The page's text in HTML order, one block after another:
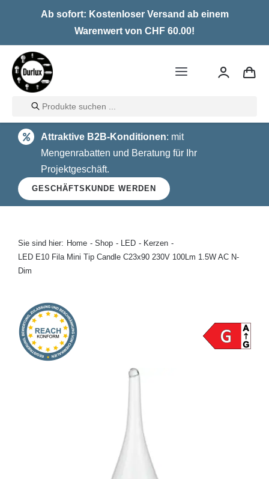
Ab sofort: Kostenloser Versand ab einem
Warenwert von CHF 60.00!
Toggle
Home
LED
Halogen
Glühlampen
Kontakt
Products
search
Attraktive B2B-Konditionen: mit
Mengenrabatten und Beratung für Ihr
Projektgeschäft.
GESCHÄFTSKUNDE WERDEN
Sie sind hier: Home Shop LED
Kerzen
LED E10 Fila Mini Tip Candle C23x90 230V 100Lm 1.5W AC N-
Dim